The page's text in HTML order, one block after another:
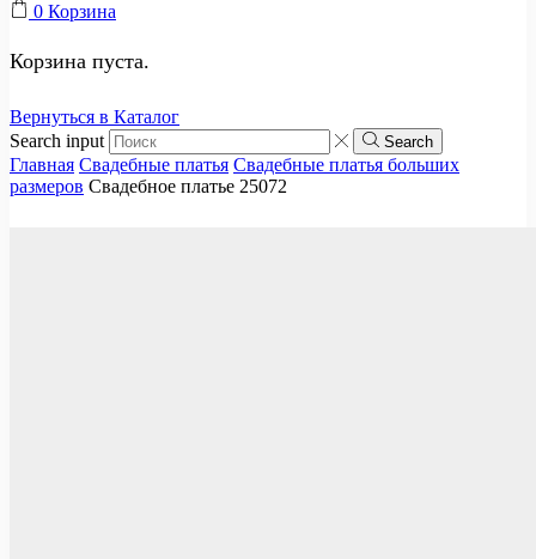
0 Корзина
Корзина пуста.
Вернуться в Каталог
Search input
Search
Главная Свадебные платья Свадебные платья больших
размеров Свадебное платье 25072